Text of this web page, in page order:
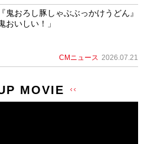
鬼おろし豚しゃぶぶっかけうどん』
おいしい！」
CMニュース 2026.07.21
MOVIE